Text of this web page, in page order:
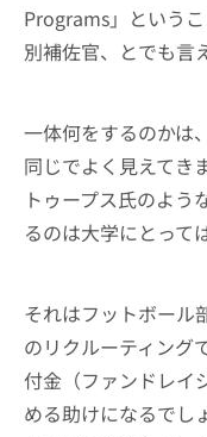
Programs」という
別補佐官、とでも言
一体何をするのかは
同じでよく見えてき
トゥープス氏のよう
るのは大学にとって
それはフットボール
のリクルーティング
付金（ファンドレイ
める助けになるでし